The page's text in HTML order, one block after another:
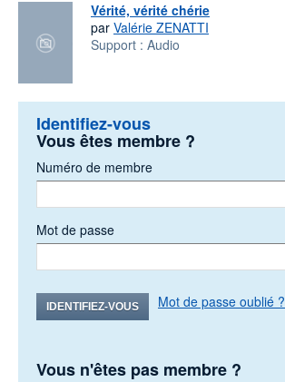
Vérité, vérité chérie
par Valérie ZENATTI
Support : Audio
Identifiez-vous
Vous êtes membre ?
Numéro de membre
Mot de passe
IDENTIFIEZ-VOUS Mot de passe oublié ?
Vous n'êtes pas membre ?